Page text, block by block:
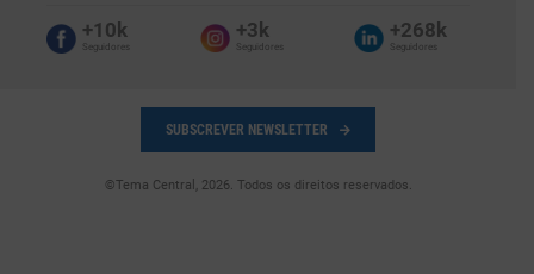
+10k
Seguidores
+3k
Seguidores
+268k
Seguidores
SUBSCREVER NEWSLETTER
©Tema Central, 2026. Todos os direitos reservados.